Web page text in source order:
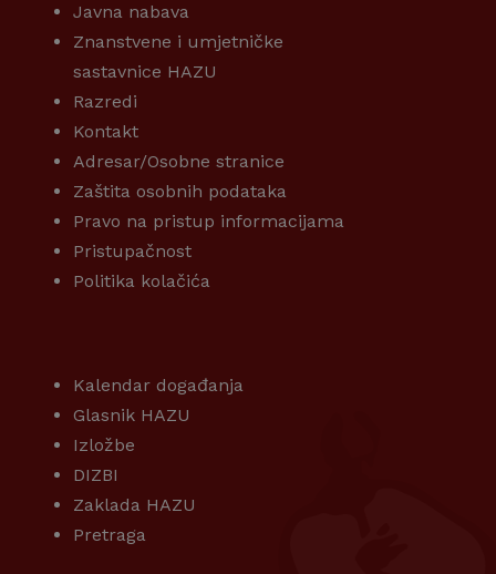
Javna nabava
Znanstvene i umjetničke
sastavnice HAZU
Razredi
Kontakt
Adresar/Osobne stranice
Zaštita osobnih podataka
Pravo na pristup informacijama
Pristupačnost
Politika kolačića
Kalendar događanja
Glasnik HAZU
Izložbe
DIZBI
Zaklada HAZU
Pretraga